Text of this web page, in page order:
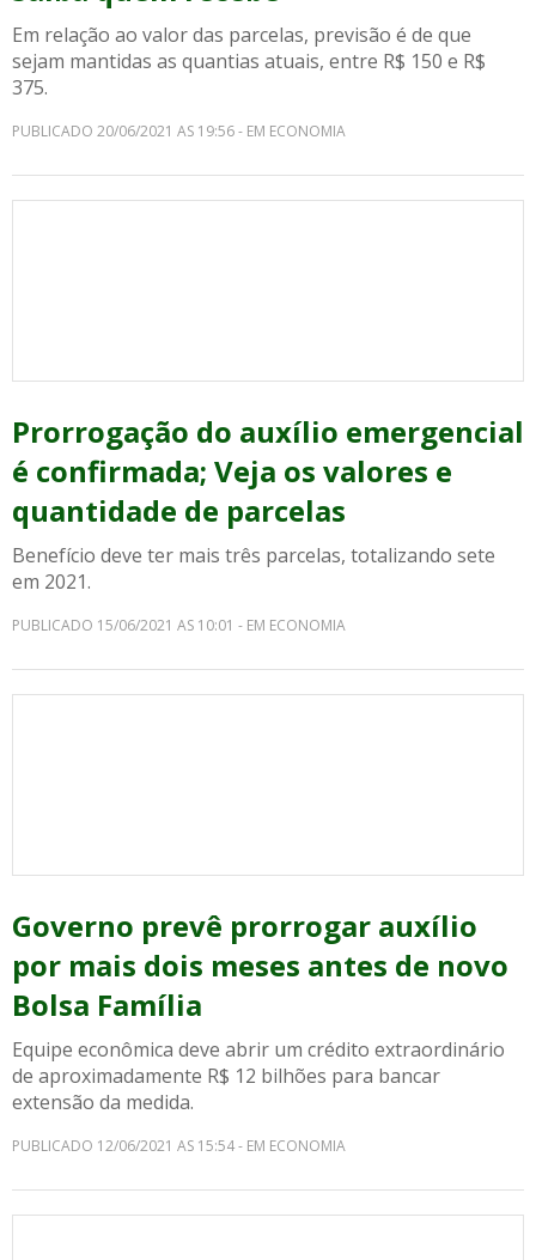
Em relação ao valor das parcelas, previsão é de que
sejam mantidas as quantias atuais, entre R$ 150 e R$
375.
PUBLICADO 20/06/2021 AS 19:56 - EM ECONOMIA
Prorrogação do auxílio emergencial
é confirmada; Veja os valores e
quantidade de parcelas
Benefício deve ter mais três parcelas, totalizando sete
em 2021.
PUBLICADO 15/06/2021 AS 10:01 - EM ECONOMIA
Governo prevê prorrogar auxílio
por mais dois meses antes de novo
Bolsa Família
Equipe econômica deve abrir um crédito extraordinário
de aproximadamente R$ 12 bilhões para bancar
extensão da medida.
PUBLICADO 12/06/2021 AS 15:54 - EM ECONOMIA